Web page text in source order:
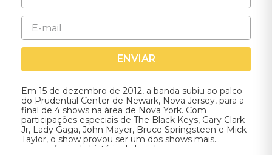
ENVIAR
Em 15 de dezembro de 2012, a banda subiu ao palco
do Prudential Center de Newark, Nova Jersey, para a
final de 4 shows na área de Nova York. Com
participações especiais de The Black Keys, Gary Clark
Jr, Lady Gaga, John Mayer, Bruce Springsteen e Mick
Taylor, o show provou ser um dos shows mais
memoráveis da história da banda.